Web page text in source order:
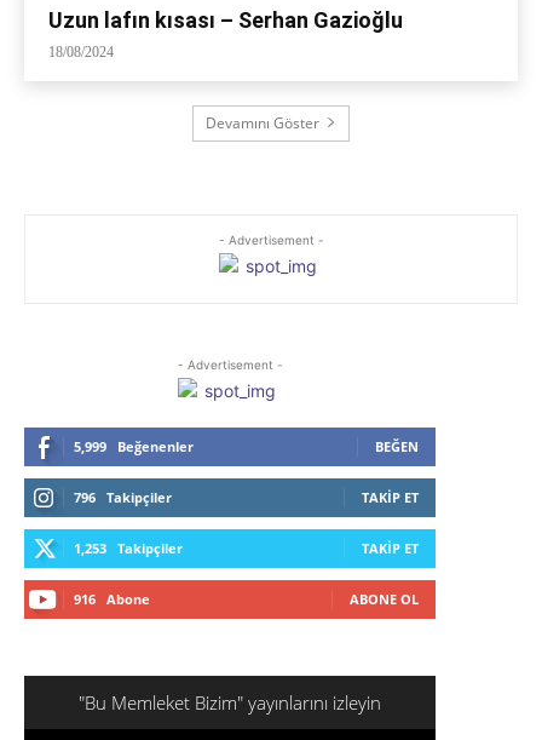
Uzun lafın kısası – Serhan Gazioğlu
18/08/2024
Devamını Göster
- Advertisement -
- Advertisement -
5,999 Beğenenler BEĞEN
796 Takipçiler TAKIP ET
1,253 Takipçiler TAKIP ET
916 Abone ABONE OL
"Bu Memleket Bizim" yayınlarını izleyin